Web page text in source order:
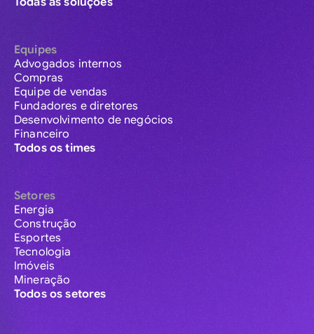
Equipes
Advogados internos
Compras
Equipe de vendas
Fundadores e diretores
Desenvolvimento de negócios
Financeiro
Todos os times
Setores
Energia
Construção
Esportes
Tecnologia
Imóveis
Mineração
Todos os setores